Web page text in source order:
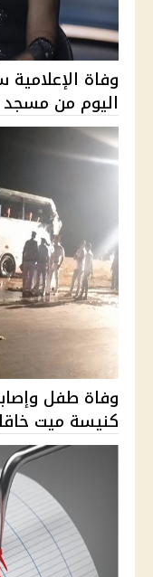
وفاة
اليوم من مسجد
كنيسة ميت